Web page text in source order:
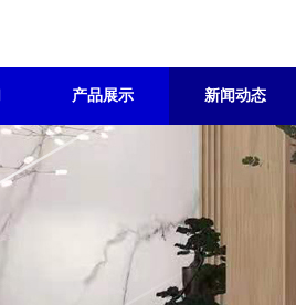
产品展示 新闻动态